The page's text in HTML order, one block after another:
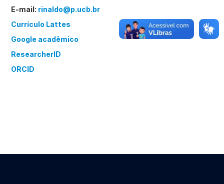
E-mail: rinaldo@p.ucb.br
Currículo Lattes
Google acadêmico
ResearcherID
ORCID